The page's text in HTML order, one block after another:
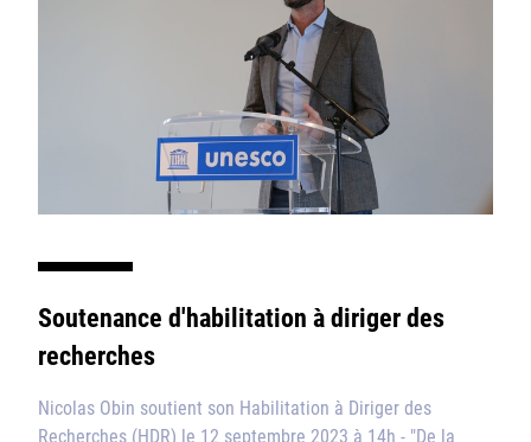
Soutenance d'habilitation à diriger des
recherches
Nicolas Obin soutient son Habilitation à Diriger des
Recherches (HDR) le 12 septembre 2023 à 14h - "De la